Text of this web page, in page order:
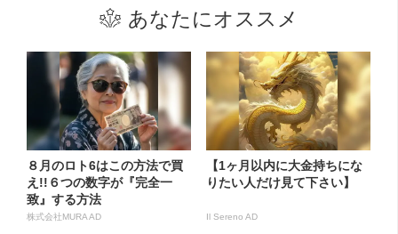
あなたにオススメ
８月のロト6はこの方法で買
え!!６つの数字が『完全一
致』する方法
株式会社MURA AD
【1ヶ月以内に大金持ちにな
りたい人だけ見て下さい】
Il Sereno AD